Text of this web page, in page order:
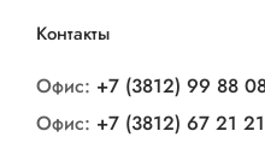
Контакты
Офис: +7 (3812) 99 88
Офис: +7 (3812) 67 21 21